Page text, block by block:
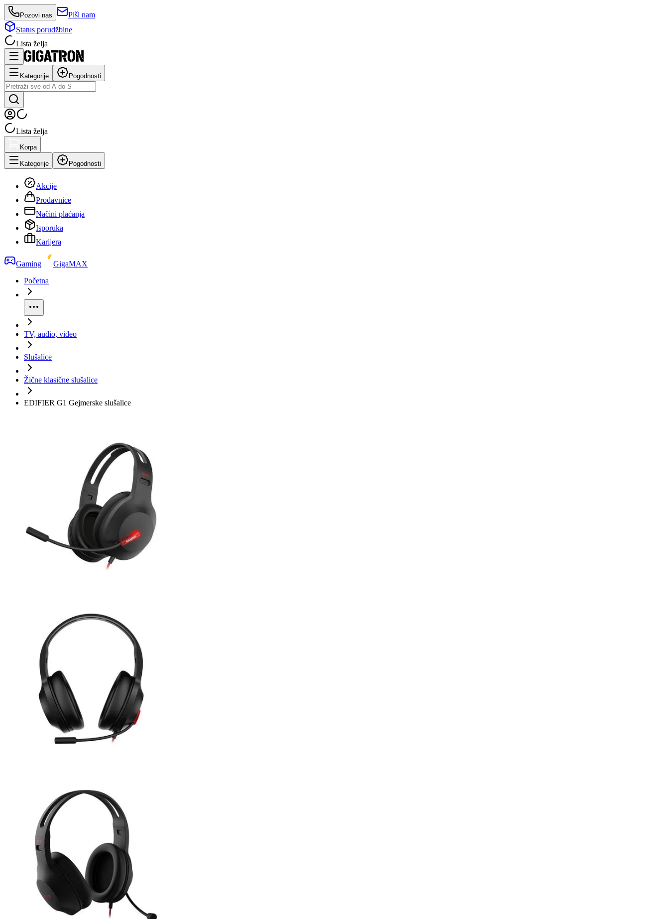
Pozovi nas
Piši nam
Status porudžbine
Lista želja
Kategorije Pogodnosti
Lista želja
Korpa
Kategorije Pogodnosti
Akcije
Prodavnice
Načini plaćanja
Isporuka
Karijera
Gaming
GigaMAX
Početna
TV, audio, video
Slušalice
Žične klasične slušalice
EDIFIER G1 Gejmerske slušalice